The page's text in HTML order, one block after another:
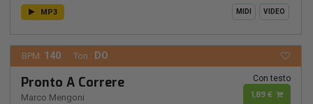
MP3 MIDI VIDEO
BPM: 140 Ton.: DO
Pronto A Correre
Marco Mengoni
Con testo
1,89 €